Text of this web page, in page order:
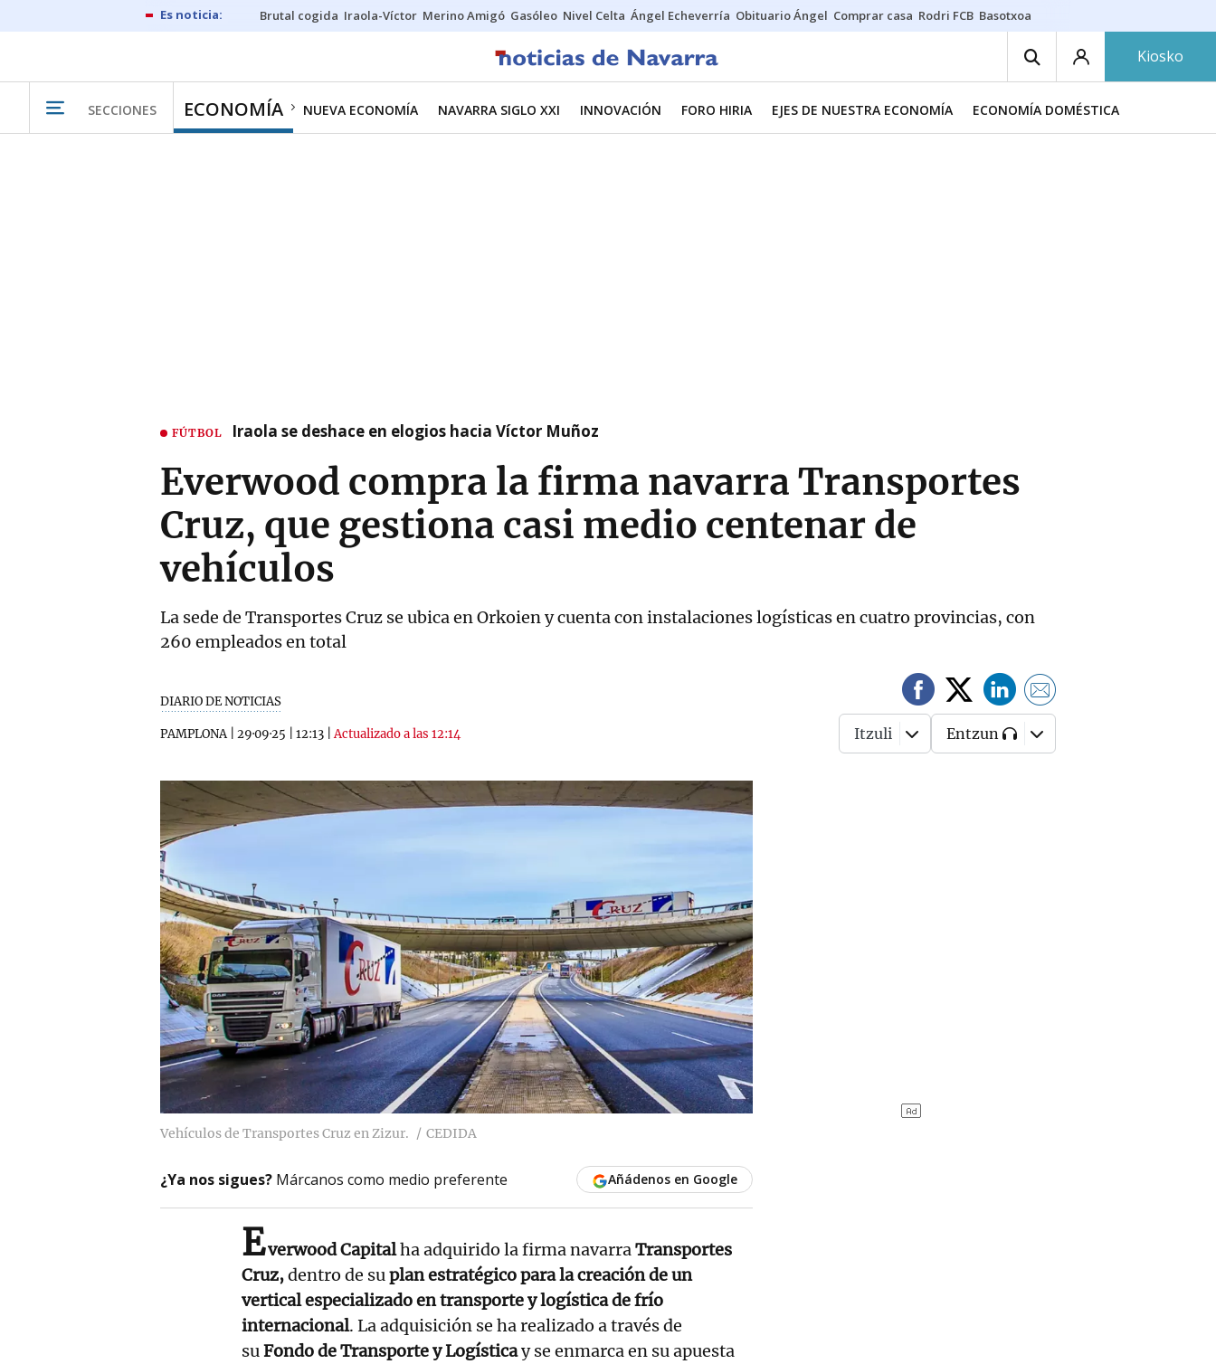
Brutal cogida Iraola-Víctor Merino Amigó Gasóleo Nivel Celta Ángel Echeverría Obituario Ángel Comprar casa Rodri FCB Basotxoa
Kiosko
SECCIONES ECONOMÍA NUEVA ECONOMÍA NAVARRA SIGLO XXI INNOVACIÓN FORO HIRIA EJES DE NUESTRA ECONOMÍA ECONOMÍA DOMÉSTICA
FÚTBOL Iraola se deshace en elogios hacia Víctor Muñoz
Everwood compra la firma navarra Transportes
Cruz, que gestiona casi medio centenar de
vehículos
La sede de Transportes Cruz se ubica en Orkoien y cuenta con instalaciones logísticas en cuatro provincias, con
260 empleados en total
DIARIO DE NOTICIAS
PAMPLONA| 29·09·25 12:13 |Actualizado a las 12:14 Itzuli Entzun
Vehículos de Transportes Cruz en Zizur. CEDIDA
¿Ya nos sigues? Márcanos como medio preferente Añádenos en Google
Everwood Capitalha adquirido la firma navarraTransportes
Cruz,dentro de suplan estratégico para la creación de un
vertical especializado en transporte y logística de frío
internacional. La adquisición se ha realizado a través de
suFondo de Transporte y Logísticay se enmarca en su apuesta